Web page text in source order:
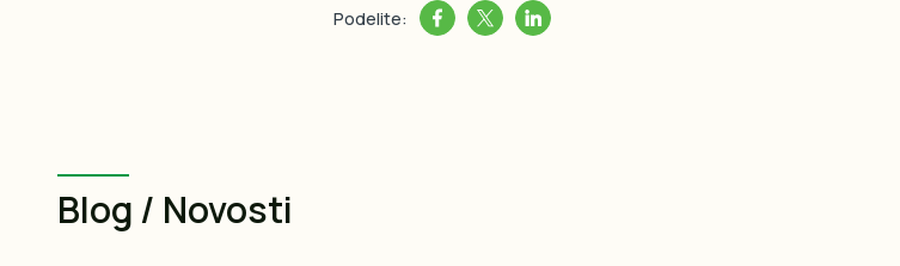
Podelite:
Blog / Novosti